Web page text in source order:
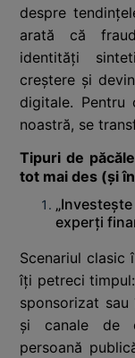
despre
arată că
identități
creștere și
digitale. Pentru
noastră, se
Tipuri de
tot mai des (și
experți
Scenariul clasic
îți petreci
sponsorizat
și canale de
persoană